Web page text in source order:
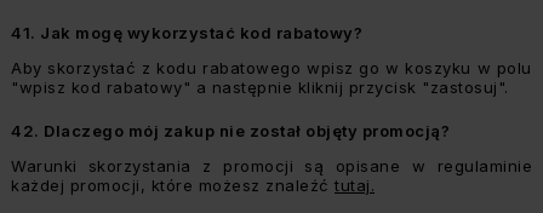
41. Jak mogę wykorzystać kod rabatowy?
Aby skorzystać z kodu rabatowego wpisz go w koszyku w polu
"wpisz kod rabatowy" a następnie kliknij przycisk "zastosuj".
42. Dlaczego mój zakup nie został objęty promocją?
Warunki skorzystania z promocji są opisane w regulaminie
każdej promocji, które możesz znaleźć tutaj.